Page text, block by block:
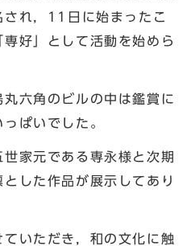
され，11日に始まったこ
好」として活動を始めら
六角のビルの中は鑑賞に
ぱいでした。
家元である専永様と次期
した作品が展示してあり
いただき，和の文化に触